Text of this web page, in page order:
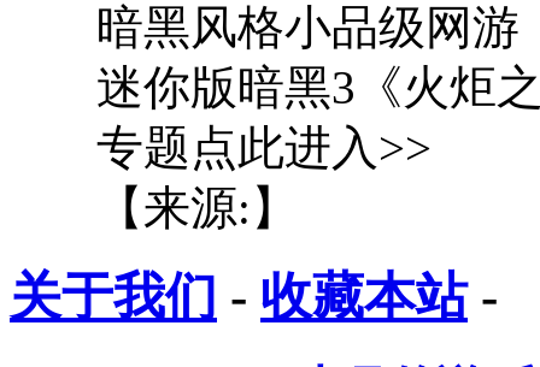
暗黑风格小品级网
迷你版暗黑3《火炬
专题点此进入>>
【来源:】
关于我们 - 收藏本站-